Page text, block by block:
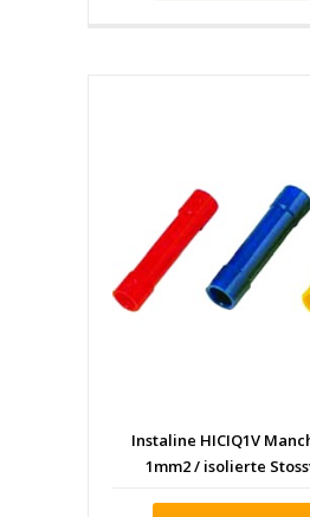
Instaline HICIQ1V
1mm2 / isolierte